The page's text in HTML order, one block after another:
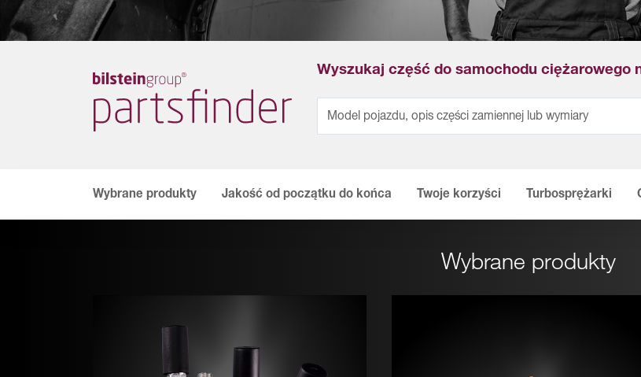
Wyszukaj część do samochodu ciężarowego
Wybrane produkty Jakość od początku do końca Twoje korzyści Turbosprężarki
Wybrane produkty